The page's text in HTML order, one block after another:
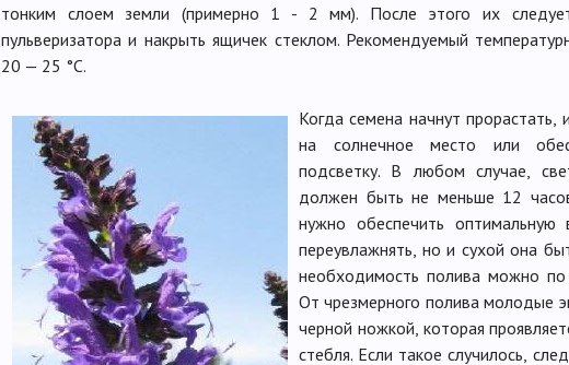
тонким слоем земли (примерно 1 - 2 мм). После этого их
пульверизатора и накрыть ящичек стеклом. Рекомендуемый
20 — 25 °C.
Когда семена начнут
на солнечное место или
подсветку. В любом случае,
должен быть не меньше 12
нужно обеспечить оптимальную
переувлажнять, но и сухой она
необходимость полива можно по
От чрезмерного полива молодые
черной ножкой, которая
стебля. Если такое случилось,